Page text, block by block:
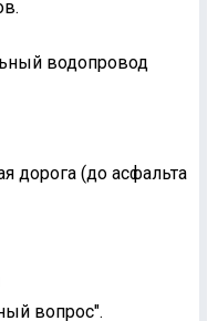
водопровод
дорога (до асфальта
вопрос".